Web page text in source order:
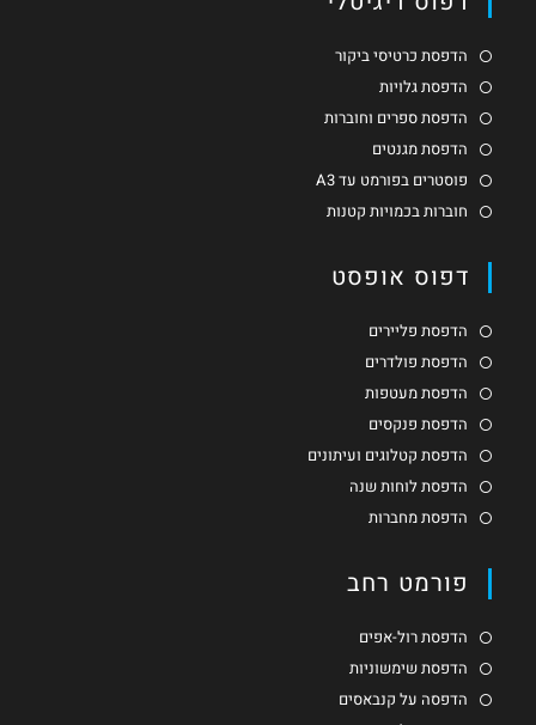
הדפסת כרטיסי ביקור
הדפסת גלויות
הדפסת ספרים וחוברות
הדפסת מגנטים
פוסטרים בפורמט עד A3
חוברות בכמויות קטנות
דפוס אופסט
הדפסת פליירים
הדפסת פולדרים
הדפסת מעטפות
הדפסת פנקסים
הדפסת קטלוגים ועיתונים
הדפסת לוחות שנה
הדפסת מחברות
פורמט רחב
הדפסת רול-אפים
הדפסת שימשוניות
הדפסה על קנבאסים